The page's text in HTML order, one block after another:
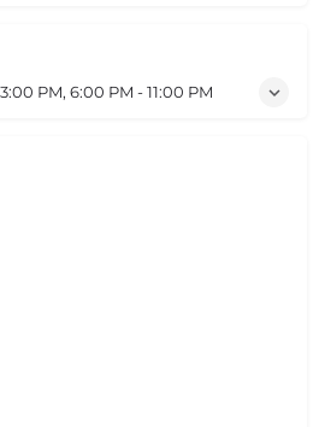
PM, 6:00 PM - 11:00 PM